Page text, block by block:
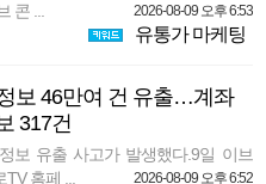
콘 ...
2026-08-09 오후 6:53
유통가 마케팅
보 46만여 건 유출…계좌
317건
보 유출 사고가 발생했다.9일 이브
홈페 ...
2026-08-09 오후 6:52